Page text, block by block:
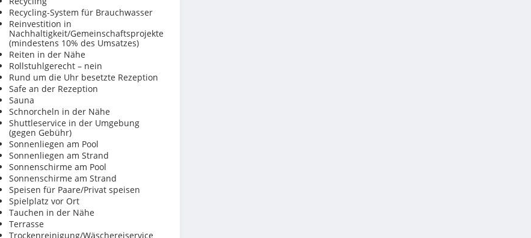
Recycling-System für Brauchwasser
Reinvestition in
Nachhaltigkeit/Gemeinschaftsprojekte
(mindestens 10% des Umsatzes)
Reiten in der Nähe
Rollstuhlgerecht – nein
Rund um die Uhr besetzte Rezeption
Safe an der Rezeption
Sauna
Schnorcheln in der Nähe
Shuttleservice in der Umgebung
(gegen Gebühr)
Sonnenliegen am Pool
Sonnenliegen am Strand
Sonnenschirme am Pool
Sonnenschirme am Strand
Speisen für Paare/Privat speisen
Spielplatz vor Ort
Tauchen in der Nähe
Terrasse
Trockenreinigung/Wäschereiservice